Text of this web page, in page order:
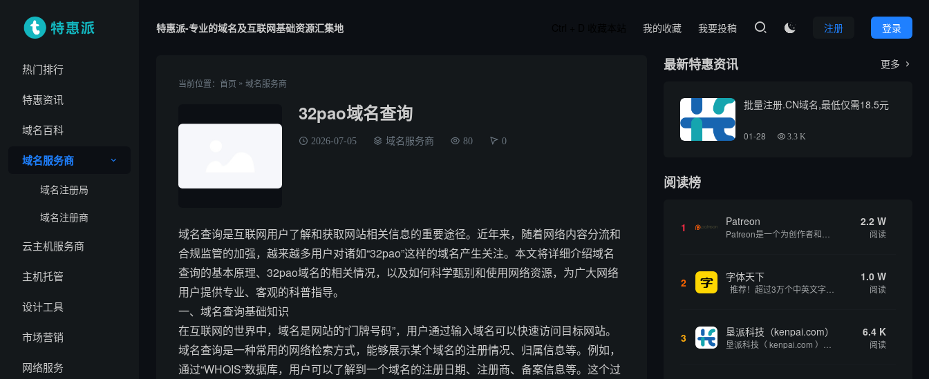
热门排行
特惠资讯
域名百科
域名服务商
域名注册局
域名注册商
云主机服务商
主机托管
设计工具
市场营销
网络服务
特惠派-专业的域名及互联网基础资源汇集地 登录
注册

我的收藏 我要投稿
当前位置： 首页 » 域名服务商
32pao域名查询
2026-07-05 域名服务商 80 0
域名查询是互联网用户了解和获取网站相关信息的重要途径。近年来，随着网络内容分流和
合规监管的加强，越来越多用户对诸如“32pao”这样的域名产生关注。本文将详细介绍域名
查询的基本原理、32pao域名的相关情况，以及如何科学甄别和使用网络资源，为广大网络
用户提供专业、客观的科普指导。
一、域名查询基础知识
在互联网的世界中，域名是网站的“门牌号码”，用户通过输入域名可以快速访问目标网站。
域名查询是一种常用的网络检索方式，能够展示某个域名的注册情况、归属信息等。例如，
通过“WHOIS”数据库，用户可以了解到一个域名的注册日期、注册商、备案信息等。这个过
最新特惠资讯 更多 
批量注册.CN域名,最低仅需18.5元
01-28 3.3 K
阅读榜
1 Patreon 2.2 W
阅读
2 字体天下 1.0 W
阅读
3 垦派科技（kenpai.com） 6.4 K
阅读